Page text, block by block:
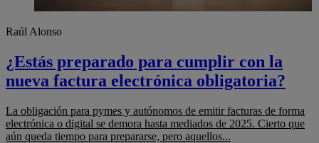
Raúl Alonso
¿Estás preparado para cumplir con la
nueva factura electrónica obligatoria?
La obligación para pymes y autónomos de emitir facturas de forma
electrónica o digital se demora hasta mediados de 2025. Cierto que
aún queda tiempo para prepararse, pero aquellos...